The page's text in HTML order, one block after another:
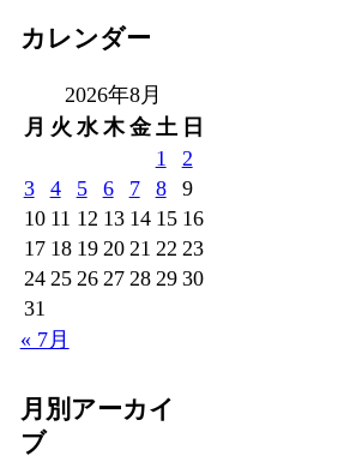
カレンダー
2026年8月
月 火 水 木 金 土 日
1
2
3
4 5 6 7 8
9
10 11 12 13 14 15 16
17 18 19 20 21 22 23
24 25 26 27 28 29 30
31
« 7月
月別アーカイ
ブ